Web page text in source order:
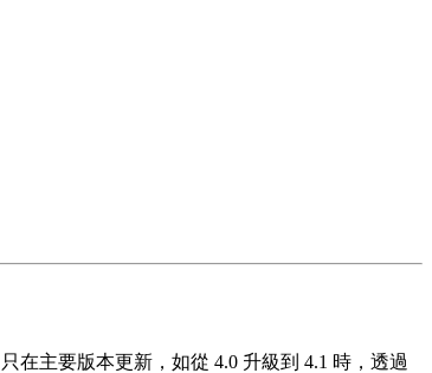
在主要版本更新，如從 4.0 升級到 4.1 時，透過